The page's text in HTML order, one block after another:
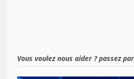
Vous voulez nous aider ? passez